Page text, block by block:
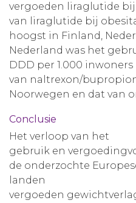
vergoeden liraglutide
van liraglutide bij
hoogst in Finland,
Nederland was het
DDD per 1.000
van naltrexon/
Noorwegen en dat van
Conclusie
Het verloop van het
gebruik en
de onderzochte
landen
vergoeden